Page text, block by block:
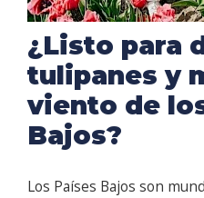
¿Listo para
tulipanes y
viento de
Bajos?
Los Países Bajos son